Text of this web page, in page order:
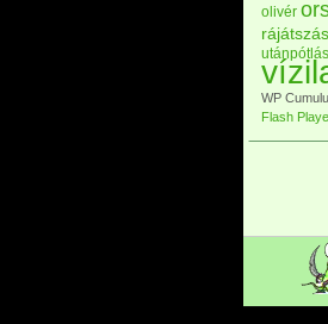
olivér
rájátszás
utánpótlás
WP
Flash